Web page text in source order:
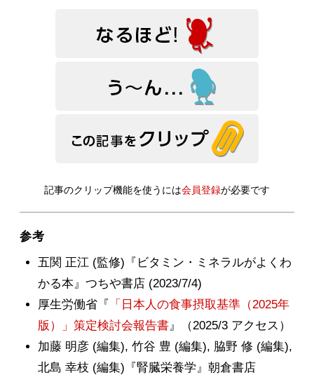
記事のクリップ機能を使うには会員登録が必要です
参考
五関 正江 (監修)『ビタミン・ミネラルがよくわ
かる本』つちや書店 (2023/7/4)
厚生労働省『 「日本人の食事摂取基準（2025年
版）」策定検討会報告書』（2025/3 アクセス）
加藤 明彦 (編集), 竹谷 豊 (編集), 脇野 修 (編集),
北島 幸枝 (編集)『腎臓栄養学』朝倉書店